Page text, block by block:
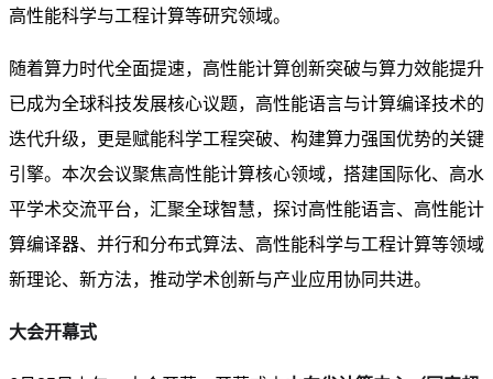
高性能科学与工程计算等研究领域。
随着算力时代全面提速，高性能计算创新突破与算力效能提升
已成为全球科技发展核心议题，高性能语言与计算编译技术的
迭代升级，更是赋能科学工程突破、构建算力强国优势的关键
引擎。本次会议聚焦高性能计算核心领域，搭建国际化、高水
平学术交流平台，汇聚全球智慧，探讨高性能语言、高性能计
算编译器、并行和分布式算法、高性能科学与工程计算等领域
新理论、新方法，推动学术创新与产业应用协同共进。
大会开幕式